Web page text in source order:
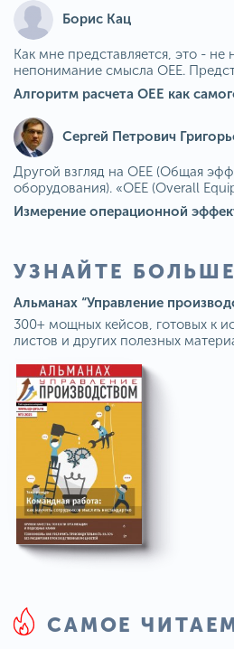
Борис Кац
Как мне представляется, это - не
непонимание смысла OEE.
Сергей Петрович
Другой взгляд на OEE (Общая
оборудования). «OEE (Overall
УЗНАЙТЕ БОЛЬШЕ
Альманах “Управление
300+ мощных кейсов, готовых к
листов и других полезных
САМОЕ